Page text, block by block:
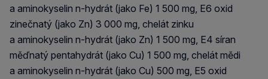
a aminokyselin n-hydrát (jako Fe) 1 500 mg, E6 oxid
zinečnatý (jako Zn) 3 000 mg, chelát zinku
a aminokyselin n-hydrát (jako Zn) 1 500 mg, E4 síran
měďnatý pentahydrát (jako Cu) 1 500 mg, chelát mědi
a aminokyselin n-hydrát (jako Cu) 500 mg, E5 oxid